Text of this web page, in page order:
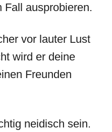
Fall ausprobieren.
vor lauter Lust
wird er deine
Freunden
neidisch sein.